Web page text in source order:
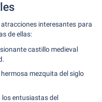
interesantes para
de ellas:
castillo medieval
hermosa mezquita del siglo
los entusiastas del